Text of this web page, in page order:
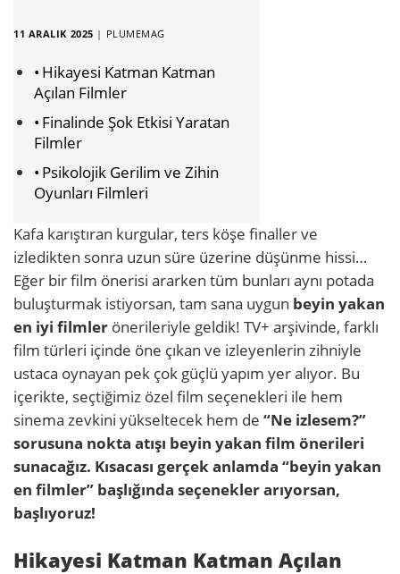
11 ARALIK 2025 | PLUMEMAG
Hikayesi Katman Katman
Açılan Filmler
Finalinde Şok Etkisi Yaratan
Filmler
Psikolojik Gerilim ve Zihin
Oyunları Filmleri
Kafa karıştıran kurgular, ters köşe finaller ve
izledikten sonra uzun süre üzerine düşünme hissi…
Eğer bir film önerisi ararken tüm bunları aynı potada
buluşturmak istiyorsan, tam sana uygun beyin yakan
en iyi filmler önerileriyle geldik! TV+ arşivinde, farklı
film türleri içinde öne çıkan ve izleyenlerin zihniyle
ustaca oynayan pek çok güçlü yapım yer alıyor. Bu
içerikte, seçtiğimiz özel film seçenekleri ile hem
sinema zevkini yükseltecek hem de “Ne izlesem?”
sorusuna nokta atışı beyin yakan film önerileri
sunacağız. Kısacası gerçek anlamda “beyin yakan
en filmler” başlığında seçenekler arıyorsan,
başlıyoruz!
Hikayesi Katman Katman Açılan